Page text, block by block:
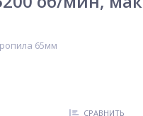
65мм
СРАВНИТЬ